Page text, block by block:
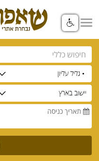
• גליל עליון
יישוב בארץ
תאריך כניסה